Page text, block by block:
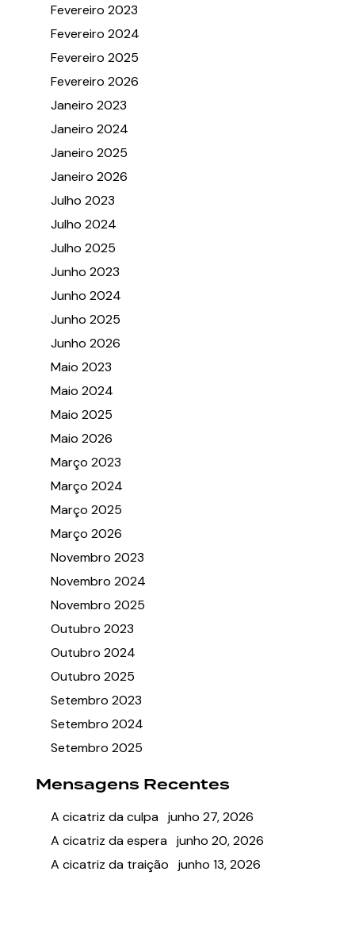
Fevereiro 2023
Fevereiro 2024
Fevereiro 2025
Fevereiro 2026
Janeiro 2023
Janeiro 2024
Janeiro 2025
Janeiro 2026
Julho 2023
Julho 2024
Julho 2025
Junho 2023
Junho 2024
Junho 2025
Junho 2026
Maio 2023
Maio 2024
Maio 2025
Maio 2026
Março 2023
Março 2024
Março 2025
Março 2026
Novembro 2023
Novembro 2024
Novembro 2025
Outubro 2023
Outubro 2024
Outubro 2025
Setembro 2023
Setembro 2024
Setembro 2025
Mensagens Recentes
A cicatriz da culpa junho 27, 2026
A cicatriz da espera junho 20, 2026
A cicatriz da traição
junho 13, 2026